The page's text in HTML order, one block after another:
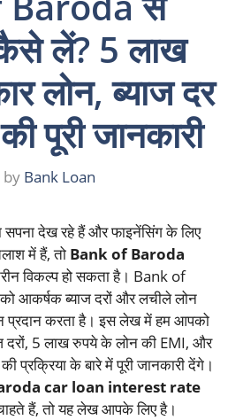
लें? 5 लाख
लोन, ब्याज दर
पूरी जानकारी
by Bank Loan
सपना देख रहे हैं और फाइनेंसिंग के लिए
में हैं, तो Bank of Baroda
विकल्प हो सकता है। Bank of
आकर्षक ब्याज दरों और लचीले लोन
प्रदान करता है। इस लेख में हम आपको
दरों, 5 लाख रुपये के लोन की EMI, और
प्रक्रिया के बारे में पूरी जानकारी देंगे।
car loan interest rate
हैं, तो यह लेख आपके लिए है।